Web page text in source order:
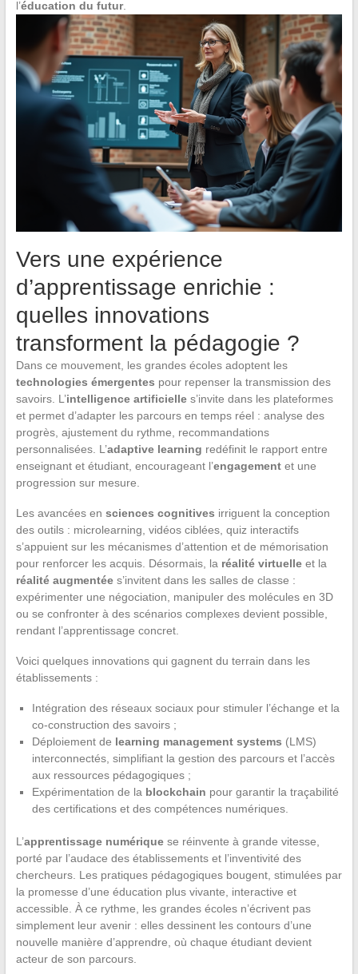
l’éducation du futur.
Vers une expérience
d’apprentissage enrichie :
quelles innovations
transforment la pédagogie ?
Dans ce mouvement, les grandes écoles adoptent les
technologies émergentes pour repenser la transmission des
savoirs. L’intelligence artificielles’invite dans les plateformes
et permet d’adapter les parcours en temps réel : analyse des
progrès, ajustement du rythme, recommandations
personnalisées. L’adaptive learning redéfinit le rapport entre
enseignant et étudiant, encourageant l’engagementet une
progression sur mesure.
Les avancées en sciences cognitives irriguent la conception
des outils : microlearning, vidéos ciblées, quiz interactifs
s’appuient sur les mécanismes d’attention et de mémorisation
pour renforcer les acquis. Désormais, la réalité virtuelleet la
réalité augmentées’invitent dans les salles de classe :
expérimenter une négociation, manipuler des molécules en 3D
ou se confronter à des scénarios complexes devient possible,
rendant l’apprentissage concret.
Voici quelques innovations qui gagnent du terrain dans les
établissements :
Intégration des réseaux sociaux pour stimuler l’échange et la
co-construction des savoirs ;
Déploiement de learning management systems (LMS)
interconnectés, simplifiant la gestion des parcours et l’accès
aux ressources pédagogiques ;
Expérimentation de la blockchain pour garantir la traçabilité
des certifications et des compétences numériques.
L’apprentissage numériquese réinvente à grande vitesse,
porté par l’audace des établissements et l’inventivité des
chercheurs. Les pratiques pédagogiques bougent, stimulées par
la promesse d’une éducation plus vivante, interactive et
accessible. À ce rythme, les grandes écoles n’écrivent pas
simplement leur avenir : elles dessinent les contours d’une
nouvelle manière d’apprendre, où chaque étudiant devient
acteur de son parcours.